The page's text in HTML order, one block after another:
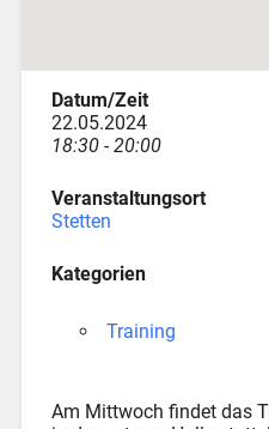
Datum/Zeit
22.05.2024
18:30 - 20:00
Veranstaltungsort
Stetten
Kategorien
Training
Am Mittwoch findet das